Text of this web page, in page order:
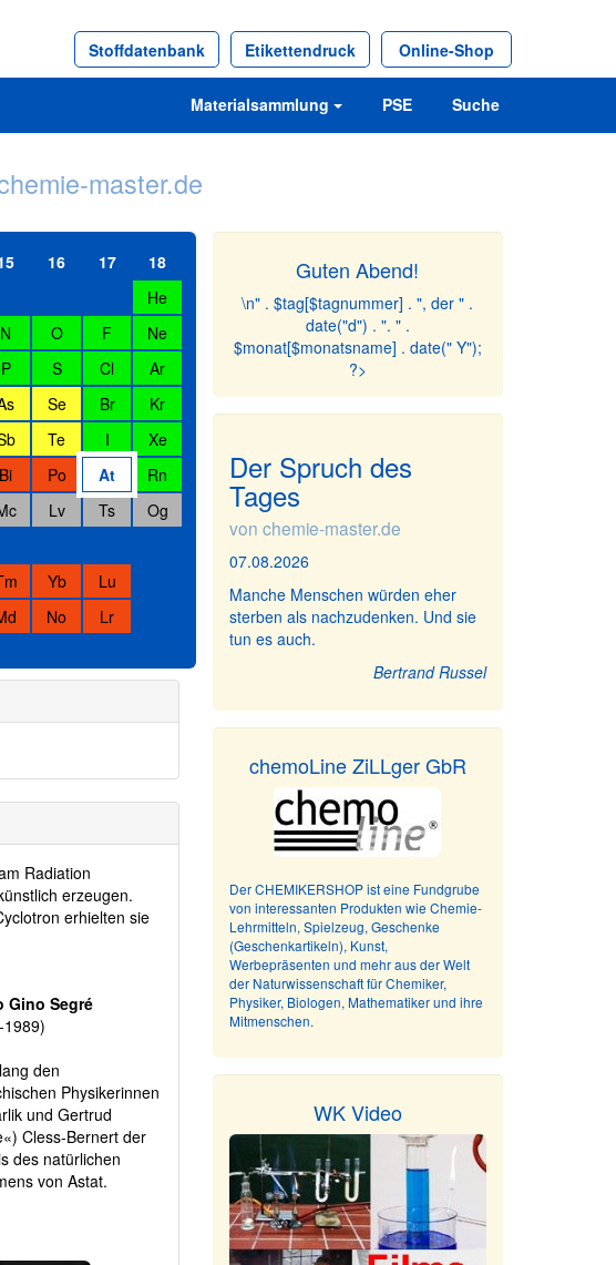
Suche
PSE
Materialsammlung
Online-Shop
Etikettendruck
Stoffdatenbank
master.de
16 17
18
He
N O F
Ne
P S Cl
Ar
Se Br
Kr
Te I
Xe
Bi Po At
Rn
Lv Ts Og
Yb
Lu
No Lr
Radiation
erzeugen.
erhielten sie
Gino Segré
den
Physikerinnen
und Gertrud
Cless-Bernert der
des natürlichen
von Astat.
Guten Abend!
\n" . $tag[$tagnummer] . ", der " .
date("d") . ". " .
$monat[$monatsname] . date(" Y");
?>
Der Spruch des
Tages
von chemie-master.de
07.08.2026
Manche Menschen würden eher
sterben als nachzudenken. Und sie
tun es auch.
Bertrand Russel
chemoLine ZiLLger GbR
Der CHEMIKERSHOP ist eine Fundgrube
von interessanten Produkten wie Chemie-
Lehrmitteln, Spielzeug, Geschenke
(Geschenkartikeln), Kunst,
Werbepräsenten und mehr aus der Welt
der Naturwissenschaft für Chemiker,
Physiker, Biologen, Mathematiker und ihre
Mitmenschen.
WK Video